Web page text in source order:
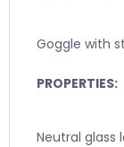
Goggle with
PROPERTIES:
Neutral glass